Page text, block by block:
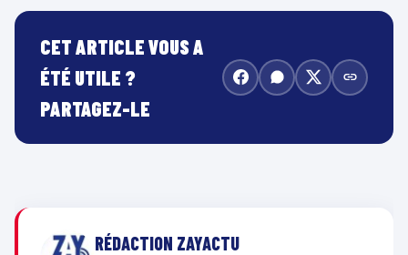
CET ARTICLE VOUS A
ÉTÉ UTILE ?
PARTAGEZ-LE
RÉDACTION ZAYACTU